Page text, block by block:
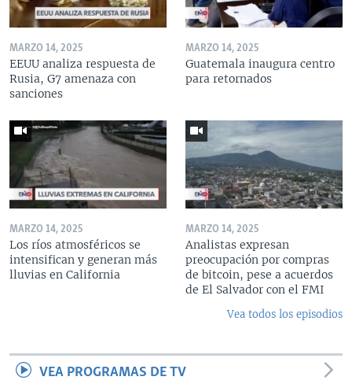
MARZO 14, 2025
EEUU analiza respuesta de
Rusia, G7 amenaza con
sanciones
MARZO 14, 2025
Guatemala inaugura centro
para retornados
MARZO 14, 2025
Los ríos atmosféricos se
intensifican y generan más
lluvias en California
MARZO 14, 2025
Analistas expresan
preocupación por compras
de bitcoin, pese a acuerdos
de El Salvador con el FMI
Vea todos los episodios
VEA PROGRAMAS DE TV